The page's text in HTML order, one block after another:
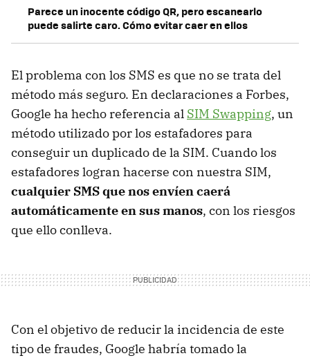
Parece un inocente código QR, pero escanearlo
puede salirte caro. Cómo evitar caer en ellos
El problema con los SMS es que no se trata del
método más seguro. En declaraciones a Forbes,
Google ha hecho referencia al SIM Swapping, un
método utilizado por los estafadores para
conseguir un duplicado de la SIM. Cuando los
estafadores logran hacerse con nuestra SIM,
cualquier SMS que nos envíen caerá
automáticamente en sus manos, con los riesgos
que ello conlleva.
Con el objetivo de reducir la incidencia de este
tipo de fraudes, Google habría tomado la